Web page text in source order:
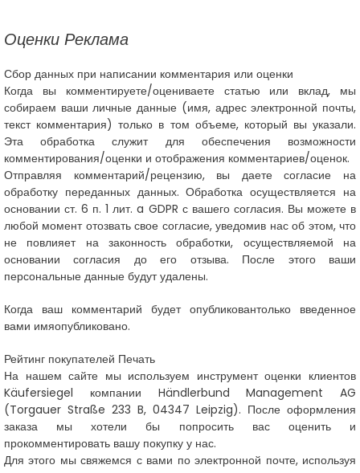
Оценки Реклама
Сбор данных при написании комментария или оценки
Когда вы комментируете/оцениваете статью или вклад, мы
собираем ваши личные данные (имя, адрес электронной почты,
текст комментария) только в том объеме, который вы указали.
Эта обработка служит для обеспечения возможности
комментирования/оценки и отображения комментариев/оценок.
Отправляя комментарий/рецензию, вы даете согласие на
обработку переданных данных. Обработка осуществляется на
основании ст. 6 п. 1 лит. a GDPR с вашего согласия. Вы можете в
любой момент отозвать свое согласие, уведомив нас об этом, что
не повлияет на законность обработки, осуществляемой на
основании согласия до его отзыва. После этого ваши
персональные данные будут удалены.
Когда ваш комментарий будет опубликовантолько введенное
вами имяопубликовано.
Рейтинг покупателей Печать
На нашем сайте мы используем инструмент оценки клиентов
Käufersiegel компании Händlerbund Management AG
(Torgauer Straße 233 B, 04347 Leipzig). После оформления
заказа мы хотели бы попросить вас оценить и
прокомментировать вашу покупку у нас.
Для этого мы свяжемся с вами по электронной почте, используя